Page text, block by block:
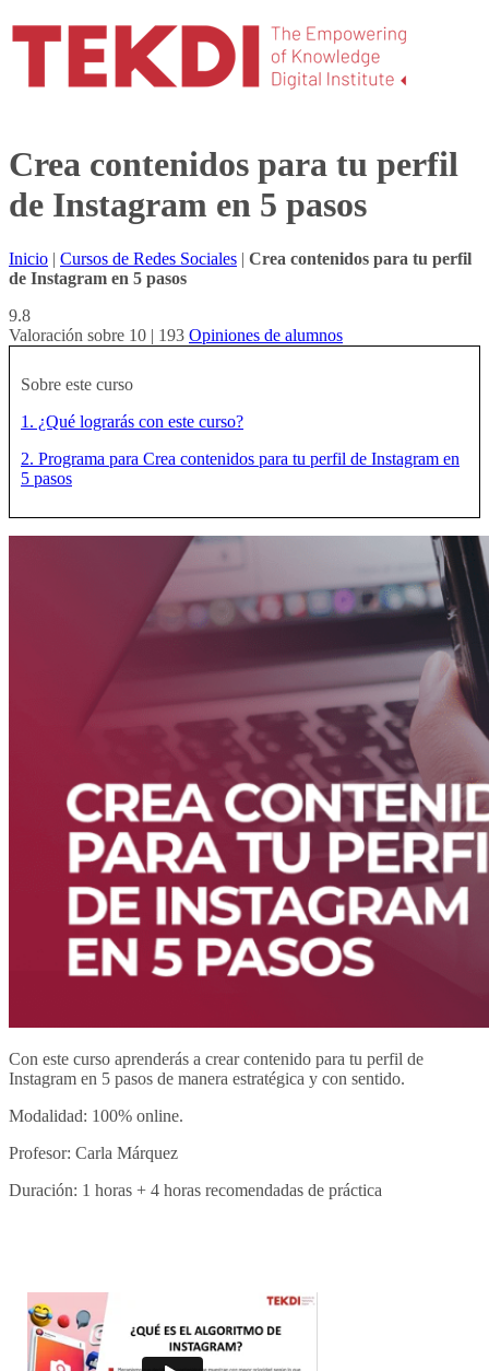
Crea contenidos para tu perfil
de Instagram en 5 pasos
Inicio | Cursos de Redes Sociales | Crea contenidos para tu perfil
de Instagram en 5 pasos
9.8
Valoración sobre 10 | 193 Opiniones de alumnos
Sobre este curso
1. ¿Qué lograrás con este curso?
2. Programa para Crea contenidos para tu perfil de Instagram en
5 pasos
Con este curso aprenderás a crear contenido para tu perfil de
Instagram en 5 pasos de manera estratégica y con sentido.
Modalidad: 100% online.
Profesor: Carla Márquez
Duración: 1 horas + 4 horas recomendadas de práctica